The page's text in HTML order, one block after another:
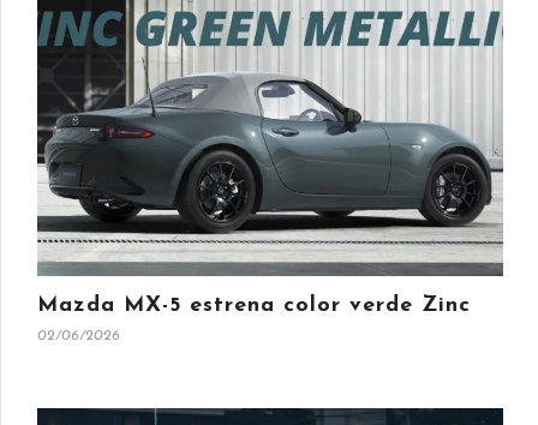
Mazda MX-5 estrena color verde Zinc
02/06/2026